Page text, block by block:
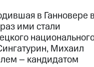
в Ганновере в
ими стали
Михаил
– кандидатом